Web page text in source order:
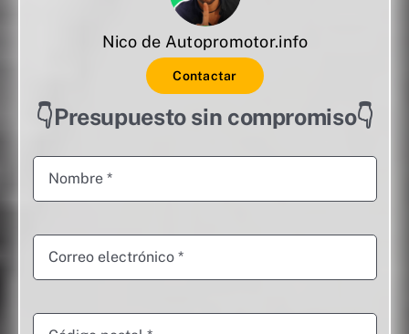
Nico de Autopromotor.info
Contactar
👇Presupuesto sin compromiso👇